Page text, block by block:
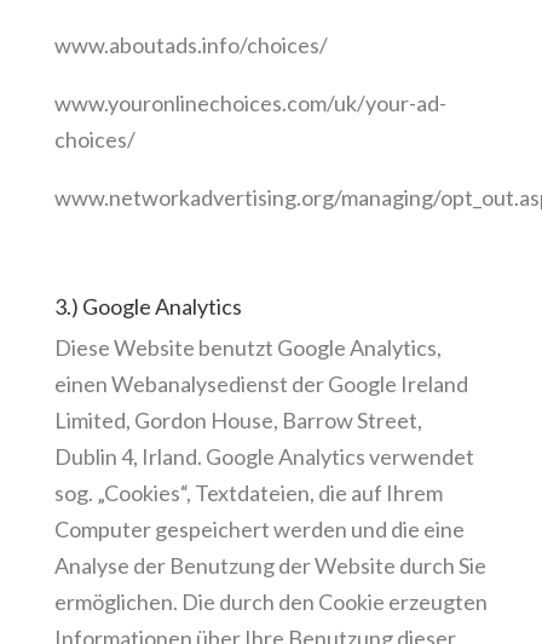
www.aboutads.info/choices/
www.youronlinechoices.com/uk/your-ad-
choices/
www.networkadvertising.org/managing/
3.) Google Analytics
Diese Website benutzt Google Analytics,
einen Webanalysedienst der Google Ireland
Limited, Gordon House, Barrow Street,
Dublin 4, Irland. Google Analytics verwendet
sog. „Cookies“, Textdateien, die auf Ihrem
Computer gespeichert werden und die eine
Analyse der Benutzung der Website durch Sie
ermöglichen. Die durch den Cookie erzeugten
Informationen über Ihre Benutzung dieser